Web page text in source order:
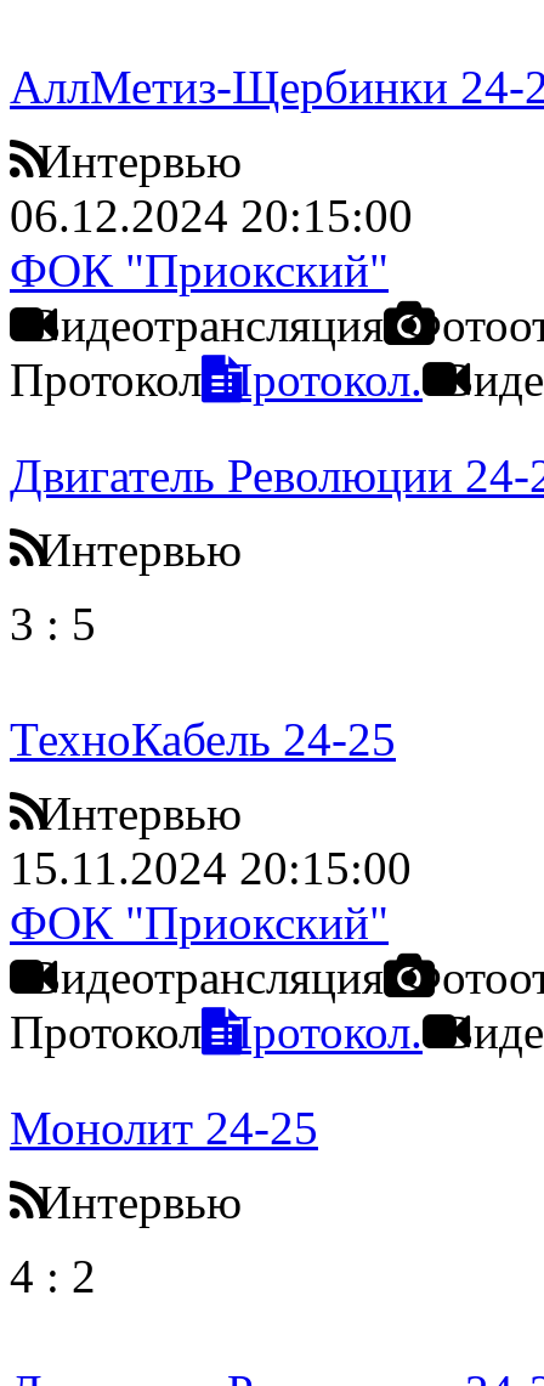
АллМетиз-Щербинки 24-
Интервью
06.12.2024 20:15:00
ФОК "Приокский"
Видеотрансляция
Протокол Протокол.
Двигатель Революции 24-
Интервью
3 : 5
ТехноКабель 24-25
Интервью
15.11.2024 20:15:00
ФОК "Приокский"
Видеотрансляция
Протокол Протокол.
Монолит 24-25
Интервью
4 : 2